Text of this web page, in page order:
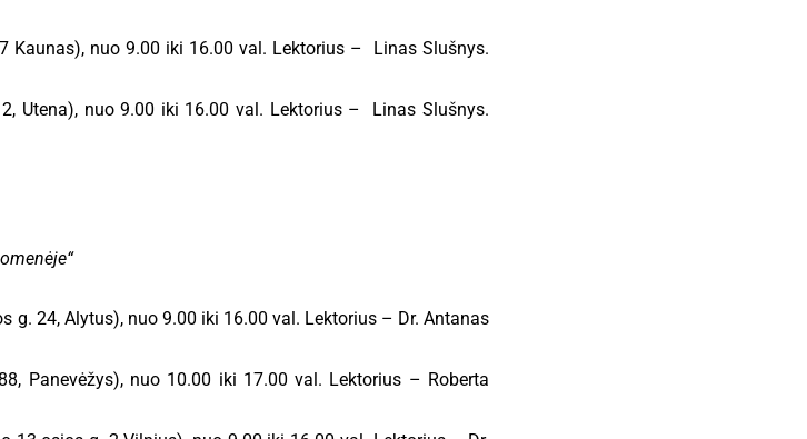
Kaunas), nuo 9.00 iki 16.00 val. Lektorius – Linas Slušnys.
Utena), nuo 9.00 iki 16.00 val. Lektorius – Linas Slušnys.
g. 24, Alytus), nuo 9.00 iki 16.00 val. Lektorius – Dr. Antanas
Panevėžys), nuo 10.00 iki 17.00 val. Lektorius – Roberta